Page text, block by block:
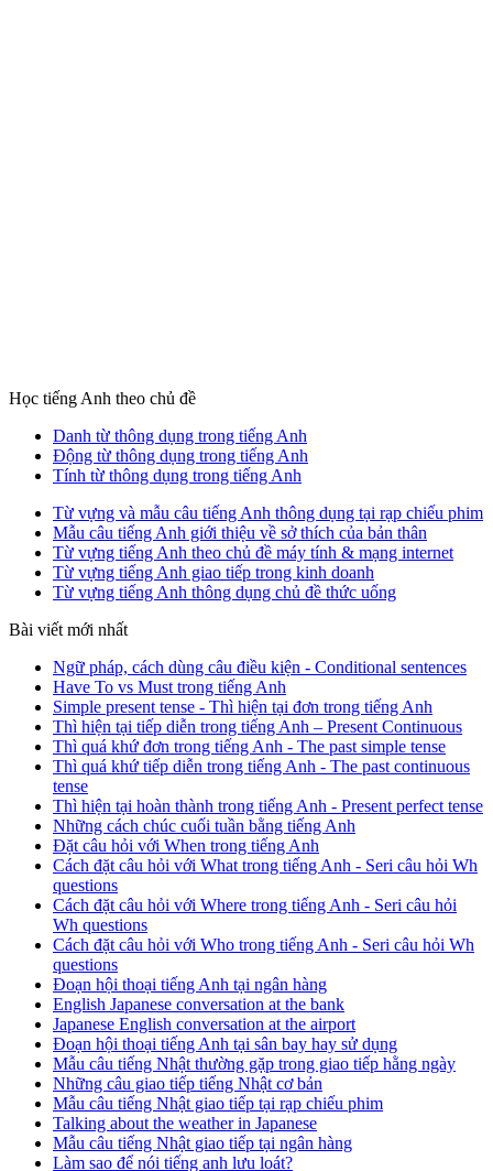
Học tiếng Anh theo chủ đề
Danh từ thông dụng trong tiếng Anh
Động từ thông dụng trong tiếng Anh
Tính từ thông dụng trong tiếng Anh
Từ vựng và mẫu câu tiếng Anh thông dụng tại rạp chiếu phim
Mẫu câu tiếng Anh giới thiệu về sở thích của bản thân
Từ vựng tiếng Anh theo chủ đề máy tính & mạng internet
Từ vựng tiếng Anh giao tiếp trong kinh doanh
Từ vựng tiếng Anh thông dụng chủ đề thức uống
Bài viết mới nhất
Ngữ pháp, cách dùng câu điều kiện - Conditional sentences
Have To vs Must trong tiếng Anh
Simple present tense - Thì hiện tại đơn trong tiếng Anh
Thì hiện tại tiếp diễn trong tiếng Anh – Present Continuous
Thì quá khứ đơn trong tiếng Anh - The past simple tense
Thì quá khứ tiếp diễn trong tiếng Anh - The past continuous
tense
Thì hiện tại hoàn thành trong tiếng Anh - Present perfect tense
Những cách chúc cuối tuần bằng tiếng Anh
Đặt câu hỏi với When trong tiếng Anh
Cách đặt câu hỏi với What trong tiếng Anh - Seri câu hỏi Wh
questions
Cách đặt câu hỏi với Where trong tiếng Anh - Seri câu hỏi
Wh questions
Cách đặt câu hỏi với Who trong tiếng Anh - Seri câu hỏi Wh
questions
Đoạn hội thoại tiếng Anh tại ngân hàng
English Japanese conversation at the bank
Japanese English conversation at the airport
Đoạn hội thoại tiếng Anh tại sân bay hay sử dụng
Mẫu câu tiếng Nhật thường gặp trong giao tiếp hằng ngày
Những câu giao tiếp tiếng Nhật cơ bản
Mẫu câu tiếng Nhật giao tiếp tại rạp chiếu phim
Talking about the weather in Japanese
Mẫu câu tiếng Nhật giao tiếp tại ngân hàng
Làm sao để nói tiếng anh lưu loát?